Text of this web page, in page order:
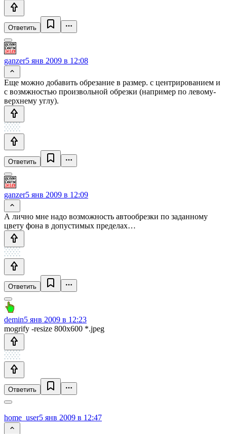
Ответить
ganzer5 янв 2009 в 12:08
Еще можно добавить обрезание в размер. с центрированием и
с возмжностью произвольной обрезки (например по левому-
верхнему углу).
Ответить
ganzer5 янв 2009 в 12:09
А лично мне надо возможность автообрезки по заданному
цвету фона в допустимых пределах…
Ответить
demin5 янв 2009 в 12:23
mogrify -resize 800x600 *.jpeg
Ответить
home_user5 янв 2009 в 12:47